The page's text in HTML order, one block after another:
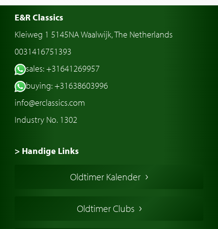
E&R Classics
Kleiweg 1 5145NA Waalwijk, The Netherlands
0031416751393
sales: +31641269957
buying: +31638603996
info@erclassics.com
Industry No. 1302
> Handige Links
Amerikaanse oldtimers
Oldtimer Kalender
Oldtimer Clubs